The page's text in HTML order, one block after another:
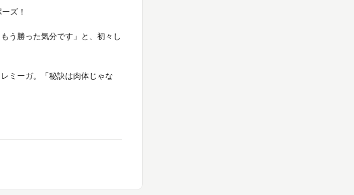
ズ！
う勝った気分です」と、初々し
ミーガ。「秘訣は肉体じゃな